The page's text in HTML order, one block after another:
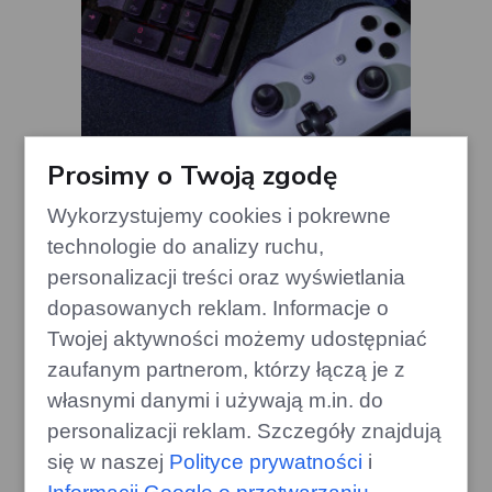
Duża aktualizacja Crimson Desert:
zmiany w systemie handlu
gamecorner.pl
Prosimy o Twoją zgodę
Wykorzystujemy cookies i pokrewne
technologie do analizy ruchu,
personalizacji treści oraz wyświetlania
dopasowanych reklam. Informacje o
Twojej aktywności możemy udostępniać
zaufanym partnerom, którzy łączą je z
własnymi danymi i używają m.in. do
personalizacji reklam. Szczegóły znajdują
się w naszej Polityce prywatności i